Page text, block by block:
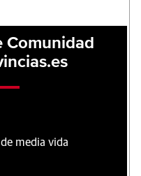
Comunidad
media vida